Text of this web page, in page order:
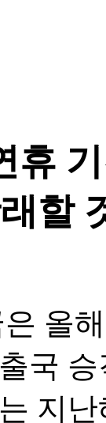
휴
할
올
국
지